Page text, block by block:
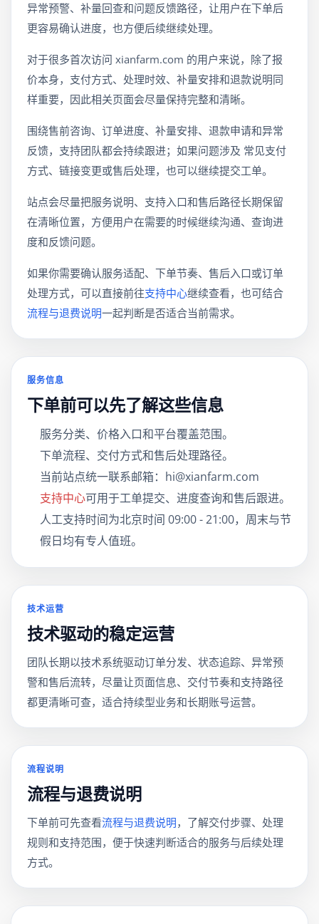
异常预警、补量回查和问题反馈路径，让用户在下单后
更容易确认进度，也方便后续继续处理。
对于很多首次访问 xianfarm.com 的用户来说，除了报
价本身，支付方式、处理时效、补量安排和退款说明同
样重要，因此相关页面会尽量保持完整和清晰。
围绕售前咨询、订单进度、补量安排、退款申请和异常
反馈，支持团队都会持续跟进；如果问题涉及 常见支付
方式、链接变更或售后处理，也可以继续提交工单。
站点会尽量把服务说明、支持入口和售后路径长期保留
在清晰位置，方便用户在需要的时候继续沟通、查询进
度和反馈问题。
如果你需要确认服务适配、下单节奏、售后入口或订单
处理方式，可以直接前往支持中心继续查看，也可结合
流程与退费说明一起判断是否适合当前需求。
服务信息
下单前可以先了解这些信息
服务分类、价格入口和平台覆盖范围。
下单流程、交付方式和售后处理路径。
当前站点统一联系邮箱： hi@xianfarm.com
支持中心可用于工单提交、进度查询和售后跟进。
人工支持时间为北京时间 09:00 - 21:00，周末与节
假日均有专人值班。
技术运营
技术驱动的稳定运营
团队长期以技术系统驱动订单分发、状态追踪、异常预
警和售后流转，尽量让页面信息、交付节奏和支持路径
都更清晰可查，适合持续型业务和长期账号运营。
流程说明
流程与退费说明
下单前可先查看流程与退费说明，了解交付步骤、处理
规则和支持范围，便于快速判断适合的服务与后续处理
方式。